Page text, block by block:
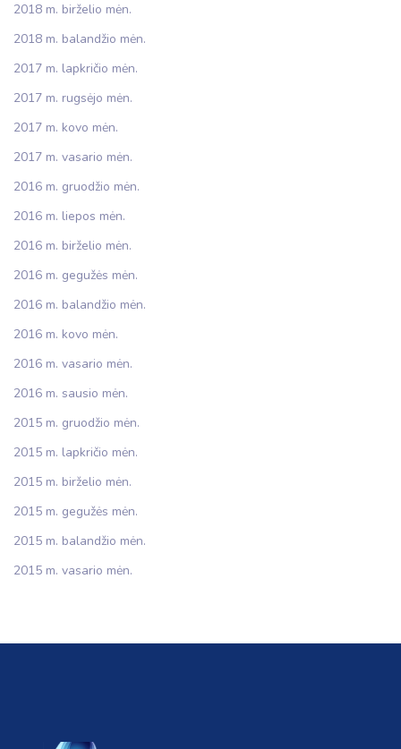
2018 m. birželio mėn.
2018 m. balandžio mėn.
2017 m. lapkričio mėn.
2017 m. rugsėjo mėn.
2017 m. kovo mėn.
2017 m. vasario mėn.
2016 m. gruodžio mėn.
2016 m. liepos mėn.
2016 m. birželio mėn.
2016 m. gegužės mėn.
2016 m. balandžio mėn.
2016 m. kovo mėn.
2016 m. vasario mėn.
2016 m. sausio mėn.
2015 m. gruodžio mėn.
2015 m. lapkričio mėn.
2015 m. birželio mėn.
2015 m. gegužės mėn.
2015 m. balandžio mėn.
2015 m. vasario mėn.